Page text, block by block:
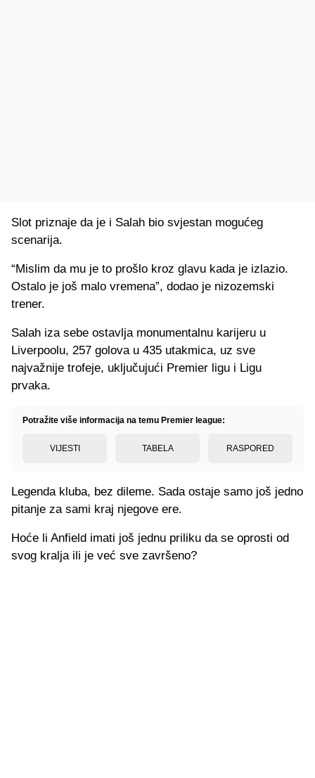
Slot priznaje da je i Salah bio svjestan mogućeg
scenarija.
“Mislim da mu je to prošlo kroz glavu kada je izlazio.
Ostalo je još malo vremena”, dodao je nizozemski
trener.
Salah iza sebe ostavlja monumentalnu karijeru u
Liverpoolu, 257 golova u 435 utakmica, uz sve
najvažnije trofeje, uključujući Premier ligu i Ligu
prvaka.
Potražite više informacija na temu Premier league:
VIJESTI TABELA RASPORED
Legenda kluba, bez dileme. Sada ostaje samo još jedno
pitanje za sami kraj njegove ere.
Hoće li Anfield imati još jednu priliku da se oprosti od
svog kralja ili je već sve završeno?